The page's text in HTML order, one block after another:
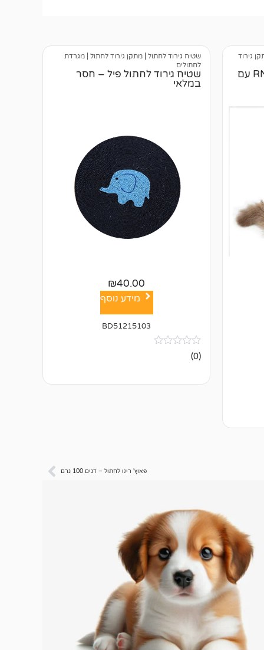
גירוד
עמוד גירוד לחתולים RN0194 עם
שטיח גירוד לחתול | מתקן גירוד לחתול | מגרדת
לחתולים
שטיח גירוד לחתול פיל – חסר
במלאי
₪40.00
מידע נוסף
BD51215103
אין
ביקורות
(0)
פאוץ' רינו לחתול – דגים 100 גרם